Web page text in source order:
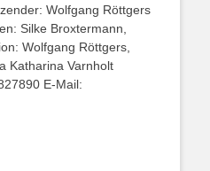
Wolfgang Röttgers
Silke Broxtermann,
Wolfgang Röttgers,
Katharina Varnholt
E-Mail: